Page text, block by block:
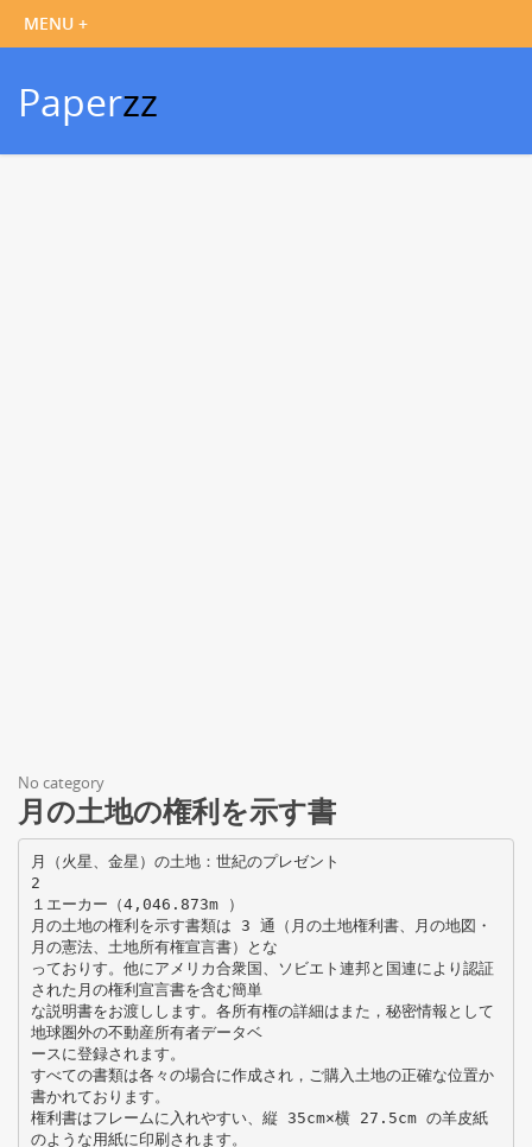
Paperzz
No category
月の土地の権利を示す書
月（火星、金星）の土地：世紀のプレゼント
2
１エーカー（4,046.873m ）
月の土地の権利を示す書類は 3 通（月の土地権利書、月の地図・
月の憲法、土地所有権宣言書）とな
っておりす。他にアメリカ合衆国、ソビエト連邦と国連により認証
された月の権利宣言書を含む簡単
な説明書をお渡しします。各所有権の詳細はまた，秘密情報として
地球圏外の不動産所有者データベ
ースに登録されます。
すべての書類は各々の場合に作成され，ご購入土地の正確な位置か
書かれております。
権利書はフレームに入れやすい、縦 35cm×横 27.5cm の羊皮紙
のような用紙に印刷されます。